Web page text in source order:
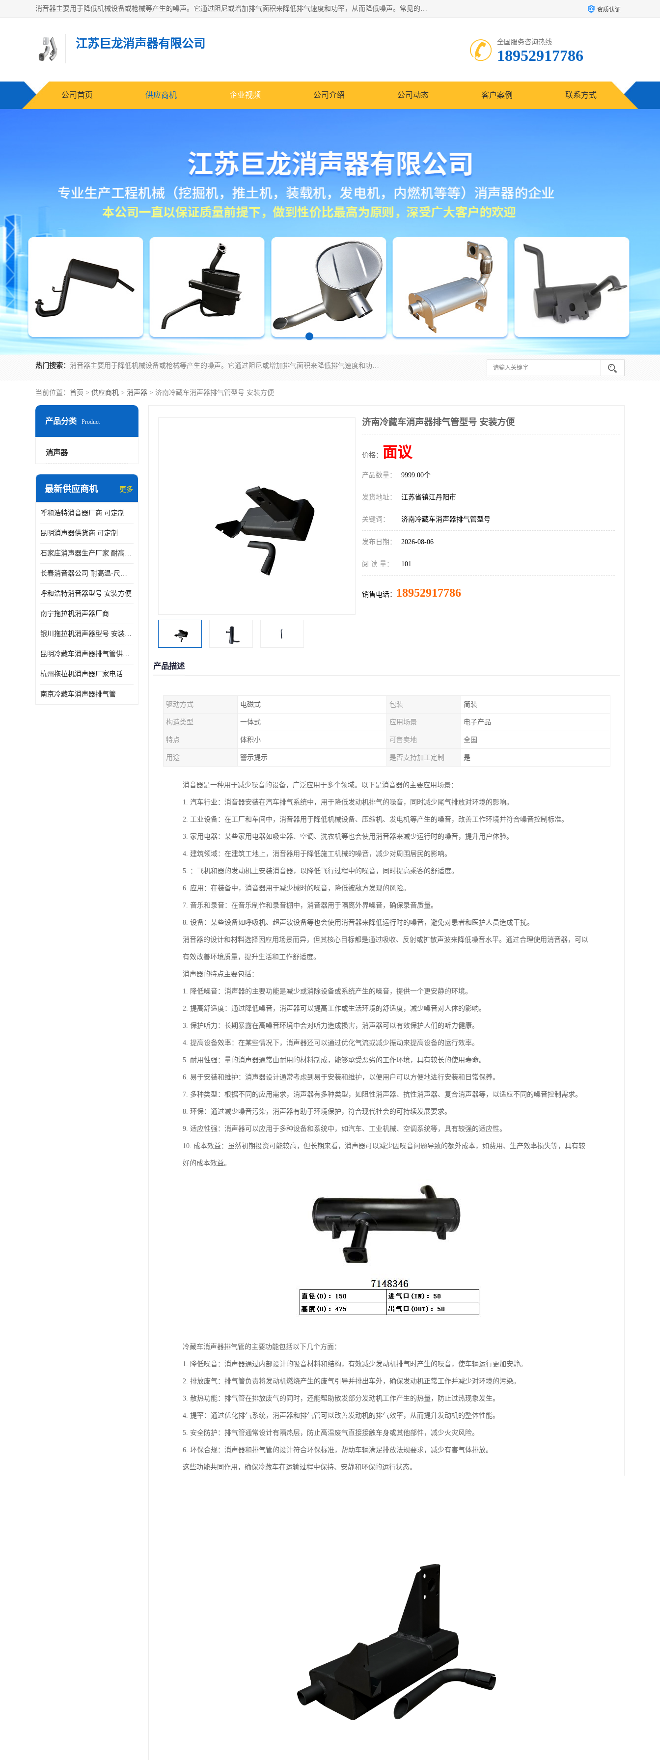
消音器主要用于降低机械设备或枪械等产生的噪声。它通过阻尼或增加排气面积来降低排气速度和功率，从而降低噪声。常见的消音器类型包括阻性消声器、抗性消声器、共振消声器以及阻抗复合式消声器等。这些消音器各有特点，适用于不同频率的噪声消除。 资质认证
江苏巨龙消声器有限公司 全国服务咨询热线:
18952917786
公司首页 供应商机 企业视频 公司介绍 公司动态 客户案例 联系方式
热门搜索： 消音器主要用于降低机械设备或枪械等产生的噪声。它通过阻尼或增加排气面积来降低排气速度和功率，从而降低噪声。常见的消音器类型包括阻性消声器、抗性消声器、共振消声器以及阻抗复合式消声器等。这些消音器各有特点，适用于不同频率的噪声消除。
当前位置： 首页 > 供应商机 > 消声器 > 济南冷藏车消声器排气管型号 安装方便
产品分类 Product
消声器
最新供应商机 更多
呼和浩特消音器厂商 可定制
昆明消声器供货商 可定制
石家庄消声器生产厂家 耐高温-尺寸可定制
长春消音器公司 耐高温-尺寸可定制
呼和浩特消音器型号 安装方便
南宁拖拉机消声器厂商
银川拖拉机消声器型号 安装方便
昆明冷藏车消声器排气管供货商 可定制
杭州拖拉机消声器厂家电话
南京冷藏车消声器排气管
济南冷藏车消声器排气管型号 安装方便
价格： 面议
产品数量： 9999.00个
发货地址： 江苏省镇江丹阳市
关键词： 济南冷藏车消声器排气管型号
发布日期： 2026-08-06
阅 读 量： 101
销售电话： 18952917786
产品描述
驱动方式 电磁式 包装 简装
构造类型 一体式 应用场景 电子产品
特点 体积小 可售卖地 全国
用途 警示提示 是否支持加工定制 是
消音器是一种用于减少噪音的设备，广泛应用于多个领域。以下是消音器的主要应用场景：
1. 汽车行业：消音器安装在汽车排气系统中，用于降低发动机排气的噪音，同时减少尾气排放对环境的影响。
2. 工业设备：在工厂和车间中，消音器用于降低机械设备、压缩机、发电机等产生的噪音，改善工作环境并符合噪音控制标准。
3. 家用电器：某些家用电器如吸尘器、空调、洗衣机等也会使用消音器来减少运行时的噪音，提升用户体验。
4. 建筑领域：在建筑工地上，消音器用于降低施工机械的噪音，减少对周围居民的影响。
5. ：飞机和器的发动机上安装消音器，以降低飞行过程中的噪音，同时提高乘客的舒适度。
6. 应用：在装备中，消音器用于减少械时的噪音，降低被敌方发现的风险。
7. 音乐和录音：在音乐制作和录音棚中，消音器用于隔离外界噪音，确保录音质量。
8. 设备：某些设备如呼吸机、超声波设备等也会使用消音器来降低运行时的噪音，避免对患者和医护人员造成干扰。
消音器的设计和材料选择因应用场景而异，但其核心目标都是通过吸收、反射或扩散声波来降低噪音水平。通过合理使用消音器，可以
有效改善环境质量，提升生活和工作舒适度。
消声器的特点主要包括：
1. 降低噪音：消声器的主要功能是减少或消除设备或系统产生的噪音，提供一个更安静的环境。
2. 提高舒适度：通过降低噪音，消声器可以提高工作或生活环境的舒适度，减少噪音对人体的影响。
3. 保护听力：长期暴露在高噪音环境中会对听力造成损害，消声器可以有效保护人们的听力健康。
4. 提高设备效率：在某些情况下，消声器还可以通过优化气流或减少振动来提高设备的运行效率。
5. 耐用性强：量的消声器通常由耐用的材料制成，能够承受恶劣的工作环境，具有较长的使用寿命。
6. 易于安装和维护：消声器设计通常考虑到易于安装和维护，以便用户可以方便地进行安装和日常保养。
7. 多种类型：根据不同的应用需求，消声器有多种类型，如阻性消声器、抗性消声器、复合消声器等，以适应不同的噪音控制需求。
8. 环保：通过减少噪音污染，消声器有助于环境保护，符合现代社会的可持续发展要求。
9. 适应性强：消声器可以应用于多种设备和系统中，如汽车、工业机械、空调系统等，具有较强的适应性。
10. 成本效益：虽然初期投资可能较高，但长期来看，消声器可以减少因噪音问题导致的额外成本，如费用、生产效率损失等，具有较
好的成本效益。
冷藏车消声器排气管的主要功能包括以下几个方面：
1. 降低噪音：消声器通过内部设计的吸音材料和结构，有效减少发动机排气时产生的噪音，使车辆运行更加安静。
2. 排放废气：排气管负责将发动机燃烧产生的废气引导并排出车外，确保发动机正常工作并减少对环境的污染。
3. 散热功能：排气管在排放废气的同时，还能帮助散发部分发动机工作产生的热量，防止过热现象发生。
4. 提率：通过优化排气系统，消声器和排气管可以改善发动机的排气效率，从而提升发动机的整体性能。
5. 安全防护：排气管通常设计有隔热层，防止高温废气直接接触车身或其他部件，减少火灾风险。
6. 环保合规：消声器和排气管的设计符合环保标准，帮助车辆满足排放法规要求，减少有害气体排放。
这些功能共同作用，确保冷藏车在运输过程中保持、安静和环保的运行状态。